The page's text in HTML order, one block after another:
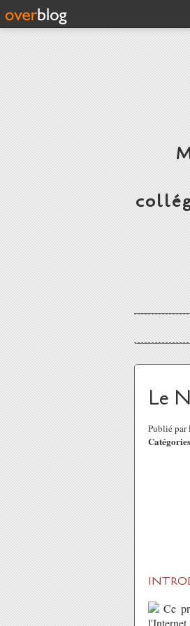
Le
Publié par
Ce
l'Internet